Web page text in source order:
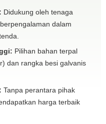
Didukung oleh tenaga
dalam
Pilihan bahan terpal
dan rangka besi galvanis
Tanpa perantara pihak
harga terbaik